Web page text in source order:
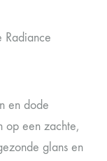
Radiance
en dode
op een zachte,
glans en